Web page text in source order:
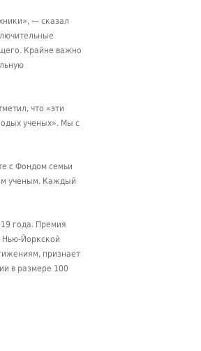
— сказал
Крайне важно
что «эти
ученых». Мы с
с Фондом семьи
ученым. Каждый
года. Премия
Нью-Йоркской
признает
в размере 100